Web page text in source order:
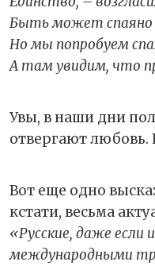
Быть может спаяно
Но мы попробуем
А там увидим, что
Увы, в наши дни
отвергают
Вот еще одно
кстати, весьма
«Русские, даже если
международными